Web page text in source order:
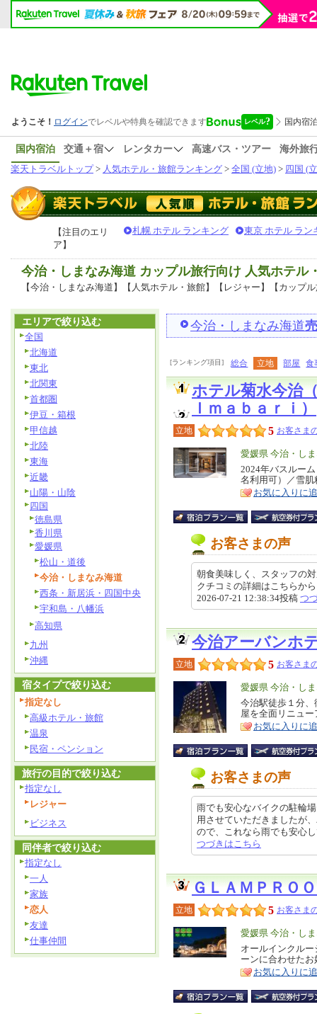
国内宿泊 交通＋宿 レンタカー 高速バス・ツアー
海外旅
楽天トラベルトップ> 人気ホテル・旅館ランキング > 全国 (立地) > 四国 (
【注目のエリ
ア】
札幌 ホテル ランキング 東京 ホテル ラン
今治・しまなみ海道 カップル旅行向け 人気ホテル
【今治・しまなみ海道】【人気ホテル・旅館】【レジャー】【カップ
今治・しまなみ海道
[ランキング項目] 総合 立地 部屋 食
ホテル菊水今治
Ｉｍａｂａｒｉ）
立地 5 お客さま
エ
リ
ア
愛媛県 今治・し
特
徴
2024年バスルー
名利用可）／雪
お気に入りに
お客さまの声
朝食美味しく、スタッフの
クチコミの詳細はこちら
2026-07-21 12:38:34投稿 つ
今治アーバンホ
立地 5 お客さま
エ
リ
ア
愛媛県 今治・し
特
徴
今治駅徒歩１分
屋を全面リニュ
お気に入りに
お客さまの声
雨でも安心なバイクの駐輪
用させていただきましたが
ので、これなら雨でも安心
つづきはこちら
ＧＬＡＭＰＲＯ
立地 5 お客さま
エ
リ
ア
愛媛県 今治・し
特
徴
オールインクル
ーンに合わせた
お気に入りに
エリアで絞り込む
全国
北海道
東北
北関東
首都圏
伊豆・箱根
甲信越
北陸
東海
近畿
山陽・山陰
四国
徳島県
香川県
愛媛県
松山・道後
今治・しまなみ海道
西条・新居浜・四国中央
宇和島・八幡浜
高知県
九州
沖縄
宿タイプで絞り込む
指定なし
高級ホテル・旅館
温泉
民宿・ペンション
旅行の目的で絞り込む
指定なし
レジャー
ビジネス
同伴者で絞り込む
指定なし
一人
家族
恋人
友達
仕事仲間